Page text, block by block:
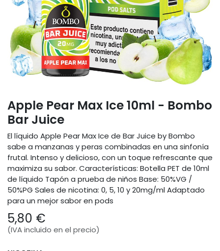
Apple Pear Max Ice 10ml - Bombo
Bar Juice
El líquido Apple Pear Max Ice de Bar Juice by Bombo
sabe a manzanas y peras combinadas en una sinfonía
frutal. Intenso y delicioso, con un toque refrescante que
maximiza su sabor. Características: Botella PET de 10ml
de líquido Tapón a prueba de niños Base: 50%VG /
50%PG Sales de nicotina: 0, 5, 10 y 20mg/ml Adaptado
para un mejor sabor en pods
5,80 €
(IVA incluido en el precio)